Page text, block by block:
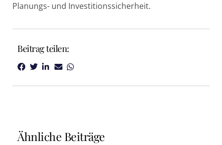
Planungs- und Investitionssicherheit.
Beitrag teilen:
Ähnliche Beiträge